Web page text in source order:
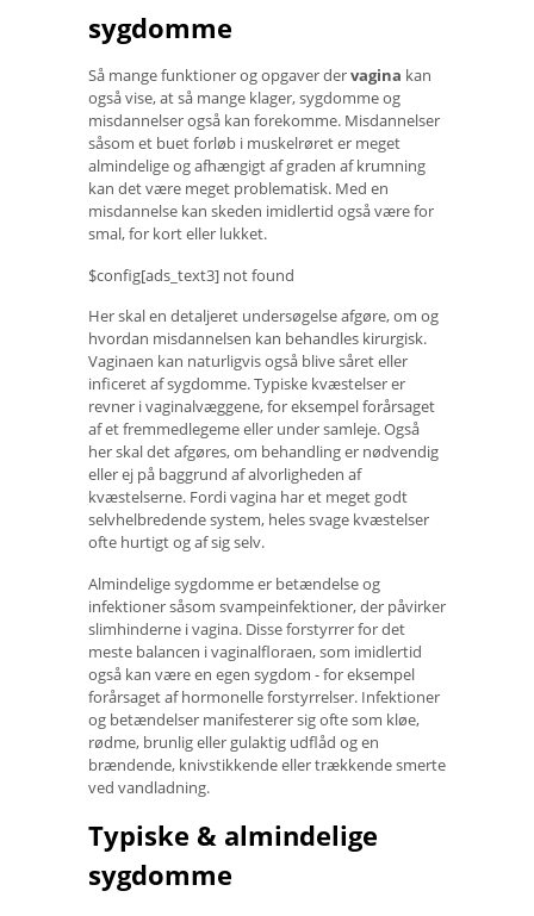
sygdomme
Så mange funktioner og opgaver dervagina kan
også vise, at så mange klager, sygdomme og
misdannelser også kan forekomme. Misdannelser
såsom et buet forløb i muskelrøret er meget
almindelige og afhængigt af graden af ​​krumning
kan det være meget problematisk. Med en
misdannelse kan skeden imidlertid også være for
smal, for kort eller lukket.
$config[ads_text3] not found
Her skal en detaljeret undersøgelse afgøre, om og
hvordan misdannelsen kan behandles kirurgisk.
Vaginaen kan naturligvis også blive såret eller
inficeret af sygdomme. Typiske kvæstelser er
revner i vaginalvæggene, for eksempel forårsaget
af et fremmedlegeme eller under samleje. Også
her skal det afgøres, om behandling er nødvendig
eller ej på baggrund af alvorligheden af ​​
kvæstelserne. Fordi vagina har et meget godt
selvhelbredende system, heles svage kvæstelser
ofte hurtigt og af sig selv.
Almindelige sygdomme er betændelse og
infektioner såsom svampeinfektioner, der påvirker
slimhinderne i vagina. Disse forstyrrer for det
meste balancen i vaginalfloraen, som imidlertid
også kan være en egen sygdom - for eksempel
forårsaget af hormonelle forstyrrelser. Infektioner
og betændelser manifesterer sig ofte som kløe,
rødme, brunlig eller gulaktig udflåd og en
brændende, knivstikkende eller trækkende smerte
ved vandladning.
Typiske & almindelige
sygdomme